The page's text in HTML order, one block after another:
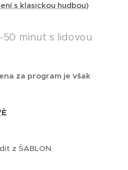
s klasickou hudbou)
minut s lidovou
za program je však
z ŠABLON